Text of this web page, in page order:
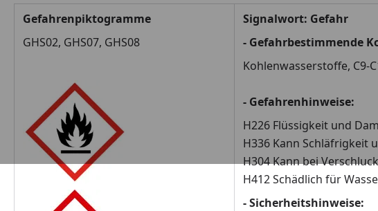
Gefahrenpiktogramme
GHS02, GHS07, GHS08
Signalwort: Gefahr
- Gefahrbestimmende
Kohlenwasserstoffe, C9-
- Gefahrenhinweise:
H226 Flüssigkeit und
H336 Kann Schläfrigkeit
H304 Kann bei
H412 Schädlich für
- Sicherheitshinweise: